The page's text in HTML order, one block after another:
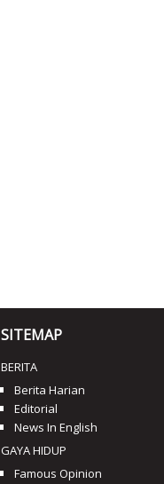
SITEMAP
BERITA
Berita Harian
Editorial
News In English
GAYA HIDUP
Famous Opinion